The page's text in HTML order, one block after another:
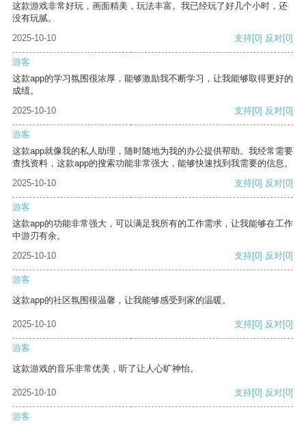
这款游戏非常好玩，画面精美，玩法丰富。我已经玩了好几个小时，还
没有玩腻。
2025-10-10
支持[0] 反对[0]
游客
这款app的学习氛围很浓厚，能够激励我不断学习，让我能够取得更好的
成绩。
2025-10-10
支持[0] 反对[0]
游客
这款app就像我的私人助理，随时随地为我的办公提供帮助。我经常需要
查找资料，这款app的搜索功能非常强大，能够快速找到我需要的信息。
2025-10-10
支持[0] 反对[0]
游客
这款app的功能非常强大，可以满足我所有的工作需求，让我能够在工作
中游刃有余。
2025-10-10
支持[0] 反对[0]
游客
这款app的社区氛围很温馨，让我能够感受到家的温暖。
2025-10-10 支持[0] 反对[0]
游客
这款游戏的音乐非常优美，听了让人心旷神怡。
2025-10-10 支持[0] 反对[0]
游客